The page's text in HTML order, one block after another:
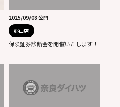
2025/09/08 公開
郡山店
保険証券診断会を開催いたします！